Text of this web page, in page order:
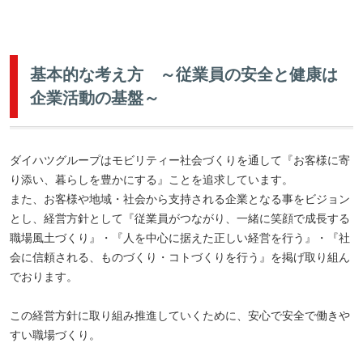
基本的な考え方 ～従業員の安全と健康は
企業活動の基盤～
ダイハツグループはモビリティー社会づくりを通して『お客様に寄
り添い、暮らしを豊かにする』ことを追求しています。
また、お客様や地域・社会から支持される企業となる事をビジョン
とし、経営方針として『従業員がつながり、一緒に笑顔で成長する
職場風土づくり』・『人を中心に据えた正しい経営を行う』・『社
会に信頼される、ものづくり・コトづくりを行う』を掲げ取り組ん
でおります。
この経営方針に取り組み推進していくために、安心で安全で働きや
すい職場づくり。